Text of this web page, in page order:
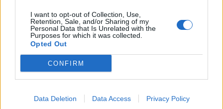
I want to opt-out of Collection, Use,
Retention, Sale, and/or Sharing of my
Personal Data that Is Unrelated with the
Purposes for which it was collected.
Opted Out
CONFIRM
Data Deletion Data Access Privacy Policy
Sommerkoncert med De Vilde Kaniner
Andre læser også